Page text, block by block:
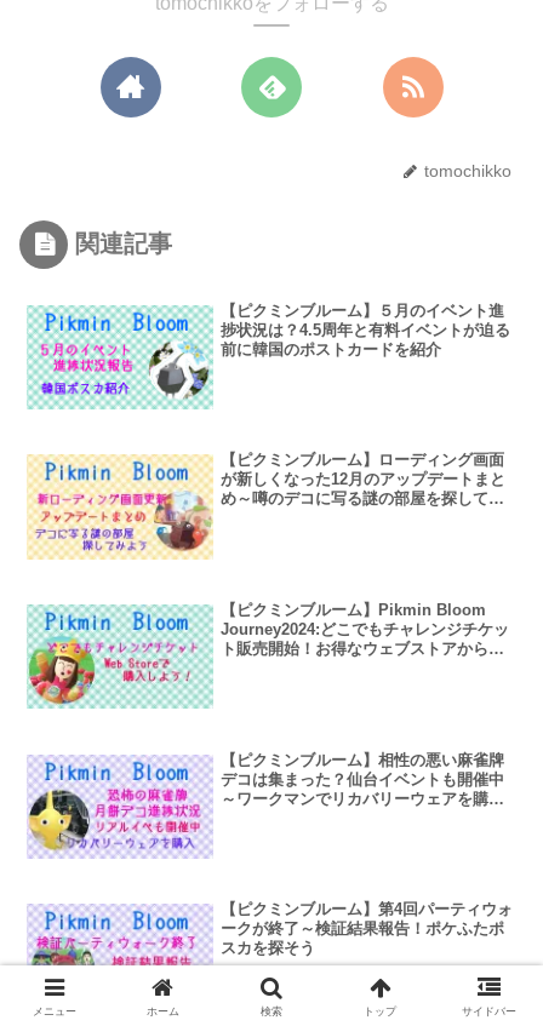
tomochikko
関連記事
【ピクミンブルーム】５月のイベント進
捗状況は？4.5周年と有料イベントが迫る
前に韓国のポストカードを紹介
【ピクミンブルーム】ローディング画面
が新しくなった12月のアップデートまと
め～噂のデコに写る謎の部屋を探してみ
【ピクミンブルーム】Pikmin Bloom
Journey2024:どこでもチャレンジチケッ
ト販売開始！お得なウェブストアから購
【ピクミンブルーム】相性の悪い麻雀牌
デコは集まった？仙台イベントも開催中
～ワークマンでリカバリーウェアを購入
【ピクミンブルーム】第4回パーティウォ
ークが終了～検証結果報告！ポケふたポ
スカを探そう
メニュー ホーム 検索 トップ サイドバー